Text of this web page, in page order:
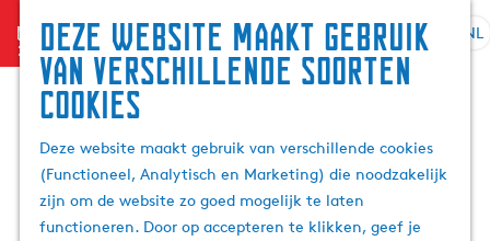
Deze website maakt gebruik
van verschillende soorten
cookies
Deze website maakt gebruik van verschillende cookies
(Functioneel, Analytisch en Marketing) die noodzakelijk
zijn om de website zo goed mogelijk te laten
functioneren. Door op accepteren te klikken, geef je
menu
G
a
n
a
a
r
d
e
&
boek
S
NL
De leukste verhalen
over Waterland van
Friesland